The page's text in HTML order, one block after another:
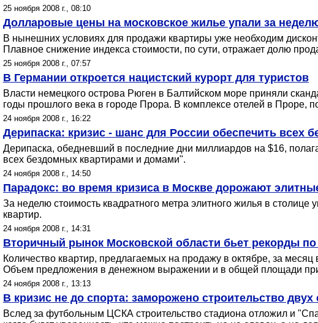
25 ноября 2008 г., 08:10
Долларовые цены на московское жилье упали за
В нынешних условиях для продажи квартиры уже необходим
Плавное снижение индекса стоимости, по сути, отражает долю
25 ноября 2008 г., 07:57
В Германии откроется нацистский курорт для туристов
Власти немецкого острова Рюген в Балтийском море приняли
годы прошлого века в городе Прора. В комплексе отелей в Проре,
24 ноября 2008 г., 16:22
Дерипаска: кризис - шанс для России обеспечить всех
Дерипаска, обедневший в последние дни миллиардов на $16,
всех бездомных квартирами и домами".
24 ноября 2008 г., 14:50
Парадокс: во время кризиса в Москве дорожают
За неделю стоимость квадратного метра элитного жилья в
квартир.
24 ноября 2008 г., 14:31
Вторичный рынок Московской области бьет рекорды
Количество квартир, предлагаемых на продажу в октябре, за
Объем предложения в денежном выражении и в общей площади
24 ноября 2008 г., 13:13
В кризис не до спорта: заморожено строительство двух
Вслед за футбольным ЦСКА строительство стадиона отложил и